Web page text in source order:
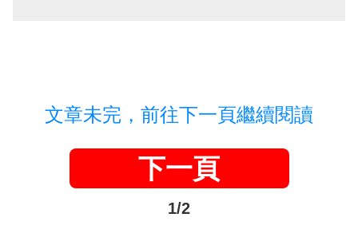
文章未完，前往下一頁繼續閱讀
下一頁
1/2